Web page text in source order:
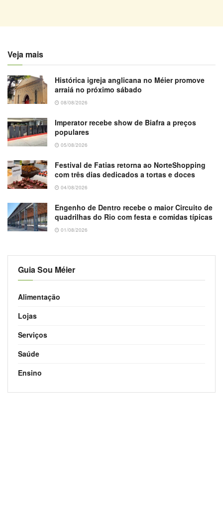
Veja mais
Histórica igreja anglicana no Méier promove
arraiá no próximo sábado
08/08/2026
Imperator recebe show de Biafra a preços
populares
05/08/2026
Festival de Fatias retorna ao NorteShopping
com três dias dedicados a tortas e doces
04/08/2026
Engenho de Dentro recebe o maior Circuito de
quadrilhas do Rio com festa e comidas típicas
01/08/2026
Guia Sou Méier
Alimentação
Lojas
Serviços
Saúde
Ensino